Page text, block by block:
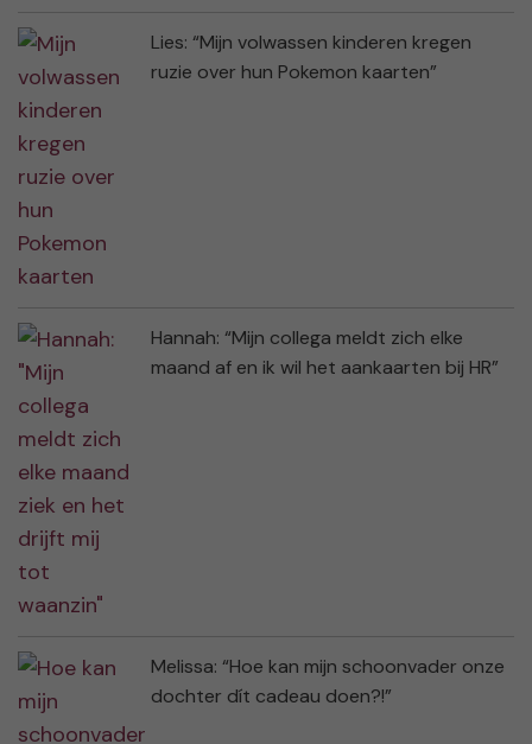
Lies: “Mijn volwassen kinderen kregen
ruzie over hun Pokemon kaarten”
Hannah: “Mijn collega meldt zich elke
maand af en ik wil het aankaarten bij HR”
Melissa: “Hoe kan mijn schoonvader onze
dochter dít cadeau doen?!”